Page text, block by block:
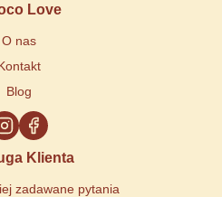
Love
O nas
Blog
Klienta
zadawane pytania